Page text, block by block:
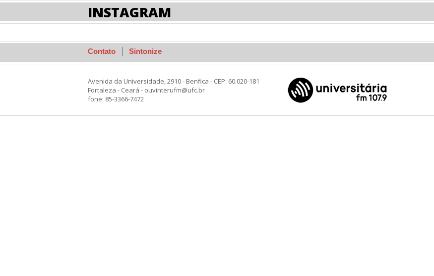
INSTAGRAM
Contato Sintonize
Avenida da Universidade, 2910 - Benfica - CEP: 60.020-181
Fortaleza - Ceará - ouvinterufm@ufc.br
fone: 85-3366-7472